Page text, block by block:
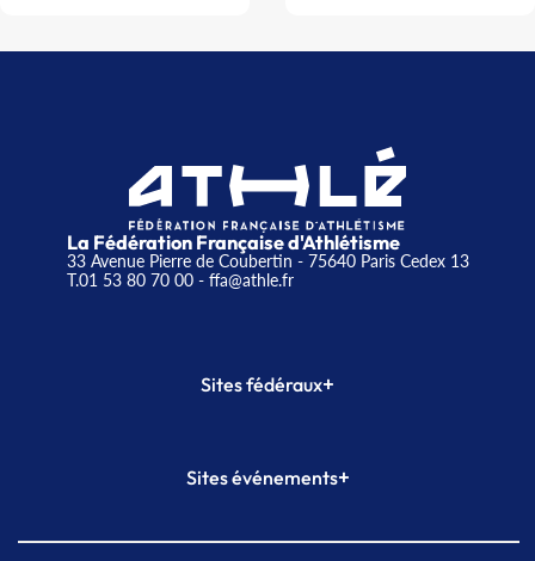
La Fédération Française d'Athlétisme
33 Avenue Pierre de Coubertin - 75640 Paris Cedex 13
T.01 53 80 70 00- ffa@athle.fr
Sites fédéraux+
Plateforme Formation
Sites événements+
Meeting de Paris indoor